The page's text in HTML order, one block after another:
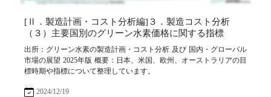
[Ⅱ．製造計画・コスト分析編]３．製造コスト分析
（３）主要国別のグリーン水素価格に関する指標
出所：グリーン水素の製造計画・コスト分析 及び 国内・グローバル
市場の展望 2025年版 概要：日本、米国、欧州、オーストラリアの目
標時期や指標について整理しています。
2024/12/19